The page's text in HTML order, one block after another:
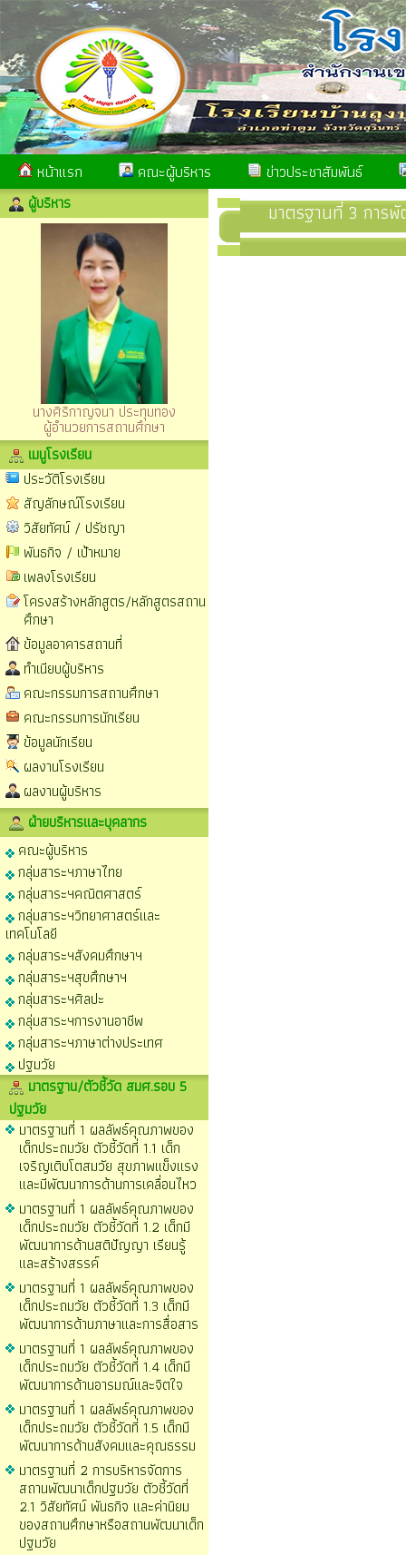
หน้าแรก คณะผู้บริหาร ข่าวประชาสัมพันธ์
ผู้บริหาร
นางศิริกาญจนา ประทุมทอง
ผู้อำนวยการสถานศึกษา
เมนูโรงเรียน
ประวัติโรงเรียน
สัญลักษณ์โรงเรียน
วิสัยทัศน์ / ปรัชญา
พันธกิจ / เป้าหมาย
เพลงโรงเรียน
โครงสร้างหลักสูตร/หลักสูตรสถาน
ศึกษา
ข้อมูลอาคารสถานที่
ทำเนียบผู้บริหาร
คณะกรรมการสถานศึกษา
คณะกรรมการนักเรียน
ข้อมูลนักเรียน
ผลงานโรงเรียน
ผลงานผู้บริหาร
ฝ่ายบริหารและบุคลากร
คณะผู้บริหาร
กลุ่มสาระฯภาษาไทย
กลุ่มสาระฯคณิตศาสตร์
กลุ่มสาระฯวิทยาศาสตร์และ
เทคโนโลยี
กลุ่มสาระฯสังคมศึกษาฯ
กลุ่มสาระฯสุขศึกษาฯ
กลุ่มสาระฯศิลปะ
กลุ่มสาระฯการงานอาชีพ
กลุ่มสาระฯภาษาต่างประเทศ
ปฐมวัย
มาตรฐาน/ตัวชี้วัด สมศ.รอบ 5
ปฐมวัย
มาตรฐานที่ 1 ผลลัพธ์คุณภาพของ
เด็กประถมวัย ตัวชี้วัดที่ 1.1 เด็ก
เจริญเติบโตสมวัย สุขภาพแข็งแรง
และมีพัฒนาการด้านการเคลื่อนไหว
มาตรฐานที่ 1 ผลลัพธ์คุณภาพของ
เด็กประถมวัย ตัวชี้วัดที่ 1.2 เด็กมี
พัฒนาการด้านสติปัญญา เรียนรู้
และสร้างสรรค์
มาตรฐานที่ 1 ผลลัพธ์คุณภาพของ
เด็กประถมวัย ตัวชี้วัดที่ 1.3 เด็กมี
พัฒนาการด้านภาษาและการสื่อสาร
มาตรฐานที่ 1 ผลลัพธ์คุณภาพของ
เด็กประถมวัย ตัวชี้วัดที่ 1.4 เด็กมี
พัฒนาการด้านอารมณ์และจิตใจ
มาตรฐานที่ 1 ผลลัพธ์คุณภาพของ
เด็กประถมวัย ตัวชี้วัดที่ 1.5 เด็กมี
พัฒนาการด้านสังคมและคุณธรรม
มาตรฐานที่ 2 การบริหารจัดการ
สถานพัฒนาเด็กปฐมวัย ตัวชี้วัดที่
2.1 วิสัยทัศน์ พันธกิจ และค่านิยม
ของสถานศึกษาหรือสถานพัฒนาเด็ก
ปฐมวัย
มาตรฐานที่ 3 การ